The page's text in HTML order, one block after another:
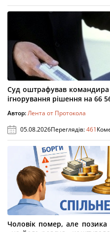
Суд оштрафував командира
ігнорування рішення на 66
Автор:Лента от Протокола
05.08.2026Переглядів:461
Чоловік помер, але